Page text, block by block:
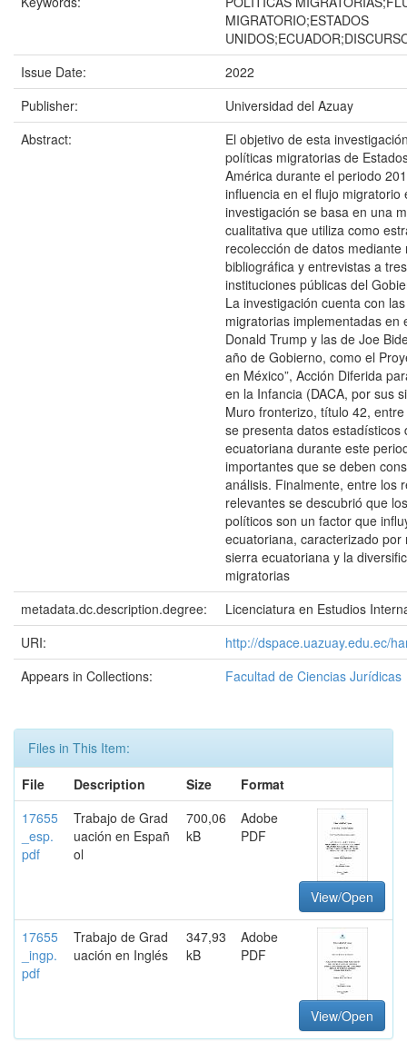
MIGRATORIO;ESTADOS
Issue Date:
2022
Publisher:
Universidad del Azuay
Abstract:
El objetivo de esta
políticas migratorias de
América durante el periodo
influencia en el flujo migratorio
investigación se basa en una
cualitativa que utiliza como
recolección de datos mediante
bibliográfica y entrevistas a
instituciones públicas del
La investigación cuenta con
migratorias implementadas en
Donald Trump y las de Joe
año de Gobierno, como el
en México”, Acción Diferida
en la Infancia (DACA, por sus
Muro fronterizo, título 42,
se presenta datos estadísticos
ecuatoriana durante este
importantes que se deben
análisis. Finalmente, entre los
relevantes se descubrió que
políticos son un factor que
ecuatoriana, caracterizado por
sierra ecuatoriana y la
migratorias
metadata.dc.description.degree:
Licenciatura en Estudios
URI:
http://dspace.uazuay.edu.ec/
Appears in Collections:
Facultad de Ciencias Jurídicas
Files in This Item:
File
Description Size
Format
17655
_esp.
pdf
Trabajo de Grad
uación en Españ
ol
700,06
kB
Adobe
PDF
View/Open
17655
_ingp.
pdf
Trabajo de Grad
uación en Inglés
347,93
kB
Adobe
PDF
View/Open